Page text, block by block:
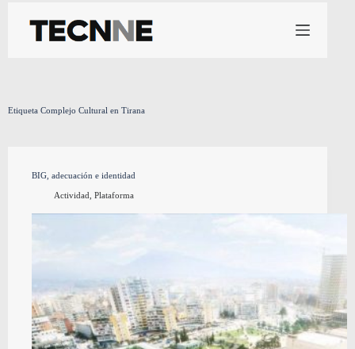
contenido
Etiqueta Complejo Cultural en Tirana
BIG, adecuación e identidad
Actividad Plataforma